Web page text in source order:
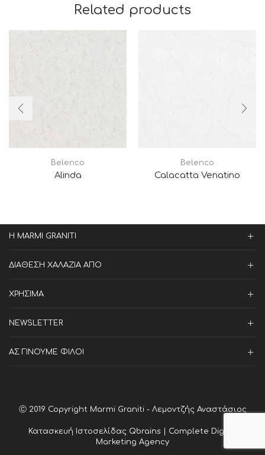
Related products
Belenco
Alinda
Belenco
Calacatta Venatino
Η MARMI GRANITI
ΔΙΑΘΕΣΗ ΧΑΛΑΖΙΑ ΑΠΟ
ΧΡΗΣΙΜΑ
NEWSLETTER
ΑΣ ΓΙΝΟΥΜΕ ΦΙΛΟΙ
Ⓒ 2019 Copyright Marmi Graniti - Λεμοντζής Αναστάσιος
Κατασκευή Ιστοσελίδας Qbrains | Complete Digital
Marketing Agency